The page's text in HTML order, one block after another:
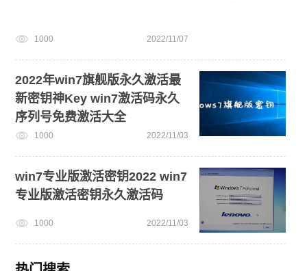
1000 2022/11/07
2022年win7旗舰版永久激活最
新密钥神Key win7激活码永久
序列号免费激活大全
1000 2022/11/03
win7专业版激活密钥2022 win7
专业版激活密钥永久激活码
1000 2022/11/03